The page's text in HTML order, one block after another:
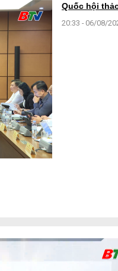
Quốc hội
20:33 - 06/08/